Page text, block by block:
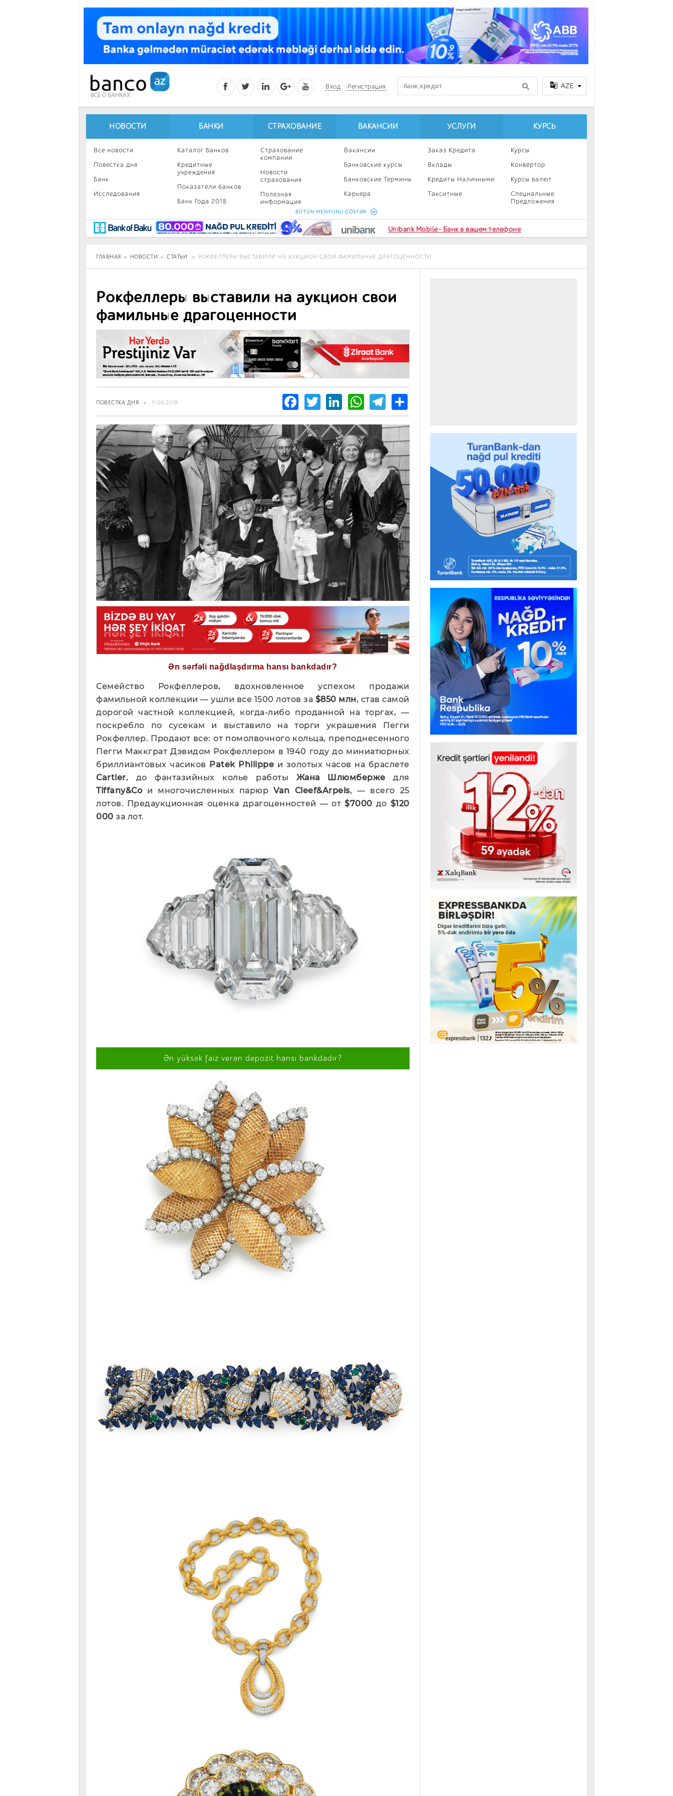
Вход Регистрация AZE
НОВОСТИ
Все новости
Повестка дня
Банк
Исследования
Инвестиции
BancoTV
БАНКИ
Каталог Банков
Кредитные
учреждения
Показатели банков
Банк Года 2018
СТРАХОВАНИЕ
Страхование
компании
Новости
страхования
Полезная
информация
калькулятор
ВАКАНСИИ
Вакансии
Банковские курсы
Банковские Термины
Карьера
Профессиональное
развитие
УСЛУГИ
Заказ Кредита
Вклады
Кредиты Наличными
Такситные
КУРСЫ
Курсы
Конвертор
Курсы валют
Специальные
Предложения
BÜTÜN MENYUNU GÖSTƏR
Unibank Mobile- Банк в вашем телефоне
ГЛАВНАЯ НОВОСТИ СТАТЬИ РОКФЕЛЛЕРЫ ВЫСТАВИЛИ НА АУКЦИОН СВОИ ФАМИЛЬНЫЕ ДРАГОЦЕННОСТИ
Рокфеллеры выставили на аукцион свои
фамильные драгоценности
ПОВЕСТКА ДНЯ 11.06.2018 Facebook
TwitterLinkedIn
WhatsApp
Telegram
Share
Ən sərfəli nağdlaşdırma hansı bankdadır?
Семейство Рокфеллеров, вдохновленное успехом продажи
фамильной коллекции — ушли все 1500 лотов за $850 млн, став самой
дорогой частной коллекцией, когда-либо проданной на торгах, —
поскребло по сусекам и выставило на торги украшения Пегги
Рокфеллер. Продают все: от помолвочного кольца, преподнесенного
Пегги Маккграт Дэвидом Рокфеллером в 1940 году до миниатюрных
бриллиантовых часиков Patek Philippe и золотых часов на браслете
Cartier, до фантазийных колье работы Жана Шлюмберже для
Tiffany&Co и многочисленных парюрVan Cleef&Arpels, — всего 25
лотов. Предаукционная оценка драгоценностей — от$7000 до $120
000 за лот.
Ən yüksək faiz verən depozit hansı bankdadır?